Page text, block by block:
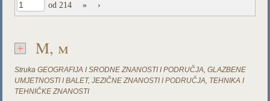
od 214 » ›
M, m
Struka GEOGRAFIJA I SRODNE ZNANOSTI I PODRUČJA,GLAZBENE
UMJETNOSTI I BALET,JEZIČNE ZNANOSTI I PODRUČJA, TEHNIKA I
TEHNIČKE ZNANOSTI